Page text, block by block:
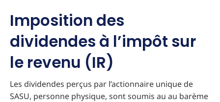
Imposition des
dividendes à l’impôt sur
le revenu (IR)
Les dividendes perçus par l’actionnaire unique de
SASU, personne physique, sont soumis au au barème